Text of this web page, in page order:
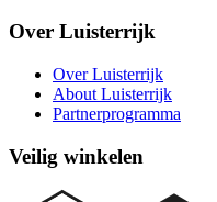
Over Luisterrijk
Over Luisterrijk
About Luisterrijk
Partnerprogramma
Veilig winkelen